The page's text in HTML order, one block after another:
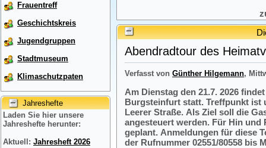
Frauentreff
Geschichtskreis
Jugendgruppen
Stadtmuseum
Klimaschutzpaten
Jahreshefte
Laden Sie hier unsere
Jahreshefte herunter:
Aktuell: Jahresheft 2026
Abendradtour des
Verfasst von Günther Hilgemann,
Am Dienstag den 21.7. 2026
Burgsteinfurt statt. Treffpunkt ist
Leerer Straße. Als Ziel soll die
angesteuert werden. Für Hin und
geplant. Anmeldungen für diese
der Rufnummer 02551/80558 bis